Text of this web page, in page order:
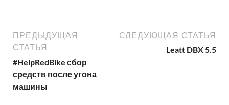
ПРЕДЫДУЩАЯ
СТАТЬЯ
#HelpRedBike сбор
средств после угона
машины
СЛЕДУЮЩАЯ СТАТЬЯ
Leatt DBX 5.5